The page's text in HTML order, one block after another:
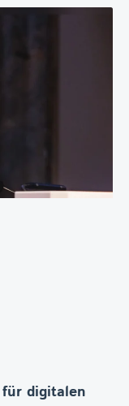
digitalen